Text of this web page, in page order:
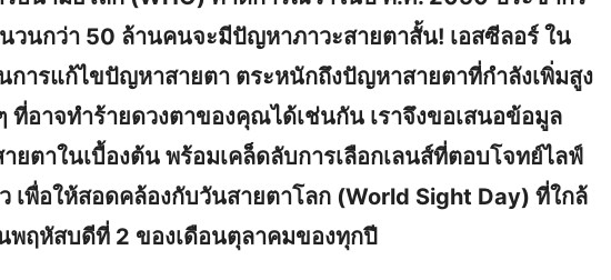
วนกว่า 50 ล้านคนจะมีปัญหาภาวะสายตาสั้น! เอสซีลอร์ ใน
การแก้ไขปัญหาสายตา ตระหนักถึงปัญหาสายตาที่กำลังเพิ่มสูง
ที่อาจทำร้ายดวงตาของคุณได้เช่นกัน เราจึงขอเสนอข้อมูล
ตาในเบื้องต้น พร้อมเคล็ดลับการเลือกเลนส์ที่ตอบโจทย์ไลฟ์
เพื่อให้สอดคล้องกับวันสายตาโลก (World Sight Day) ที่ใกล้
พฤหัสบดีที่ 2 ของเดือนตุลาคมของทุกปี